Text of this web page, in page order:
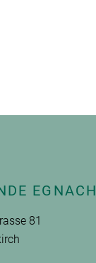
EGNACH
81